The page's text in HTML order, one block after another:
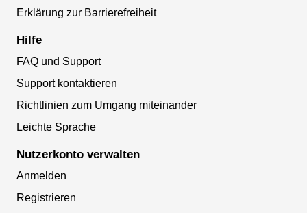
Erklärung zur Barrierefreiheit
Hilfe
FAQ und Support
Support kontaktieren
Richtlinien zum Umgang miteinander
Leichte Sprache
Nutzerkonto verwalten
Anmelden
Registrieren